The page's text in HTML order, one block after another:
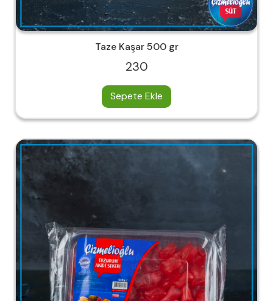
Taze Kaşar 500 gr
230
Sepete Ekle